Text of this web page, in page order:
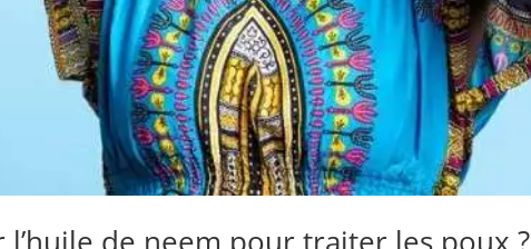
de neem pour traiter les poux ?